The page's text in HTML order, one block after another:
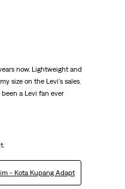
now. Lightweight and
size on the Levi's sales.
a Levi fan ever
- Kota Kupang Adapt